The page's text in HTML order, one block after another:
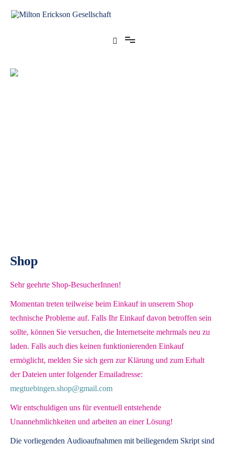
Shop
Sehr geehrte Shop-BesucherInnen!
Momentan treten teilweise beim Einkauf in unserem Shop
technische Probleme auf. Falls Ihr Einkauf davon betroffen sein
sollte, können Sie versuchen, die Internetseite mehrmals neu zu
laden. Falls auch dies keinen funktionierenden Einkauf
ermöglicht, melden Sie sich gern zur Klärung und zum Erhalt
der Dateien unter folgender Emailadresse:
megtuebingen.shop@gmail.com
Wir entschuldigen uns für eventuell entstehende
Unannehmlichkeiten und arbeiten an einer Lösung!
Die vorliegenden Audioaufnahmen mit beiliegendem Skript sind